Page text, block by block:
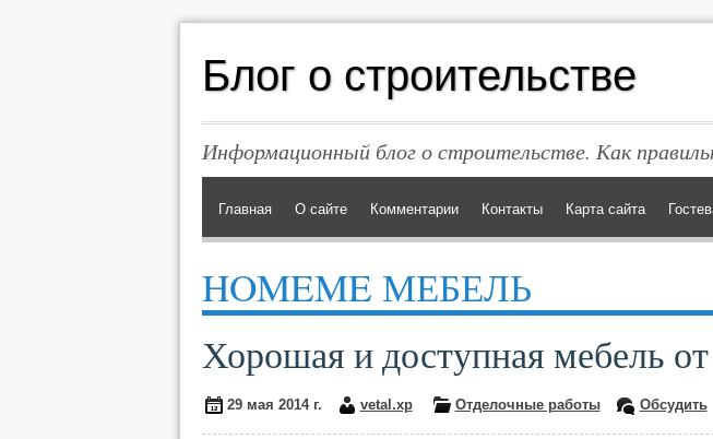
Блог о строительстве
Информационный блог о строительстве. Как
Главная О сайте Комментарии Контакты Карта сайта
HOMEME МЕБЕЛЬ
Хорошая и доступная мебель
29 мая 2014 г. vetal.xp Отделочные работы Обсудить